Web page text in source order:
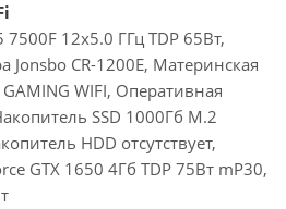
12x5.0 ГГц TDP 65Вт,
Jonsbo CR-1200E, Материнская
WIFI, Оперативная
SSD 1000Гб M.2
HDD отсутствует,
GTX 1650 4Гб TDP 75Вт mP30,